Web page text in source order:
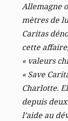
Allemagne
mètres de
Caritas
cette
« valeurs
« Save
Charlotte.
depuis
l’aide au